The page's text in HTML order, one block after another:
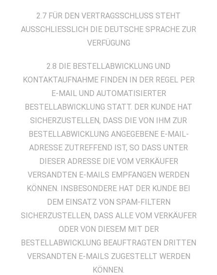
2.7 FÜR DEN VERTRAGSSCHLUSS STEHT
AUSSCHLIESSLICH DIE DEUTSCHE SPRACHE ZUR
VERFÜGUNG
2.8 DIE BESTELLABWICKLUNG UND
KONTAKTAUFNAHME FINDEN IN DER REGEL PER
E-MAIL UND AUTOMATISIERTER
BESTELLABWICKLUNG STATT. DER KUNDE HAT
SICHERZUSTELLEN, DASS DIE VON IHM ZUR
BESTELLABWICKLUNG ANGEGEBENE E-MAIL-
ADRESSE ZUTREFFEND IST, SO DASS UNTER
DIESER ADRESSE DIE VOM VERKÄUFER
VERSANDTEN E-MAILS EMPFANGEN WERDEN
KÖNNEN. INSBESONDERE HAT DER KUNDE BEI
DEM EINSATZ VON SPAM-FILTERN
SICHERZUSTELLEN, DASS ALLE VOM VERKÄUFER
ODER VON DIESEM MIT DER
BESTELLABWICKLUNG BEAUFTRAGTEN DRITTEN
VERSANDTEN E-MAILS ZUGESTELLT WERDEN
KÖNNEN.